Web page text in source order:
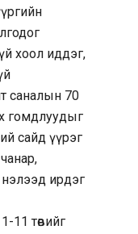
хоол иддэг,
саналын 70
гомдлуудыг
сайд үүрэг
ирдэг
11 төвийг